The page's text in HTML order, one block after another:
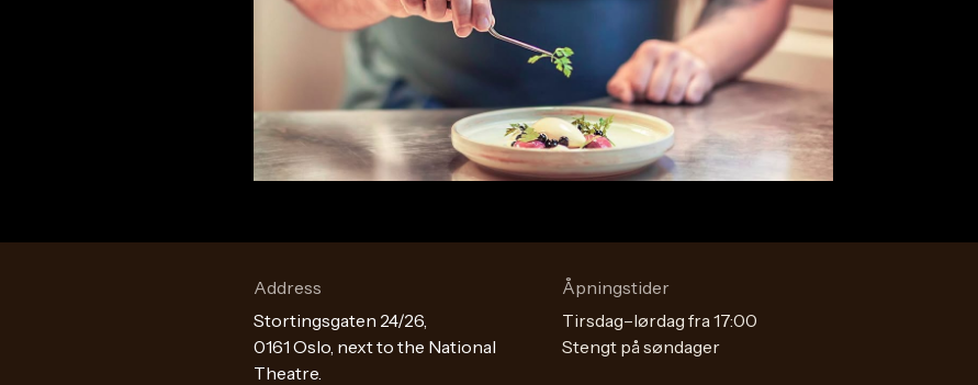
Address
Stortingsgaten 24/26,
0161 Oslo, next to the National
Theatre.
Åpningstider
Tirsdag–lørdag fra 17:00
Stengt på søndager